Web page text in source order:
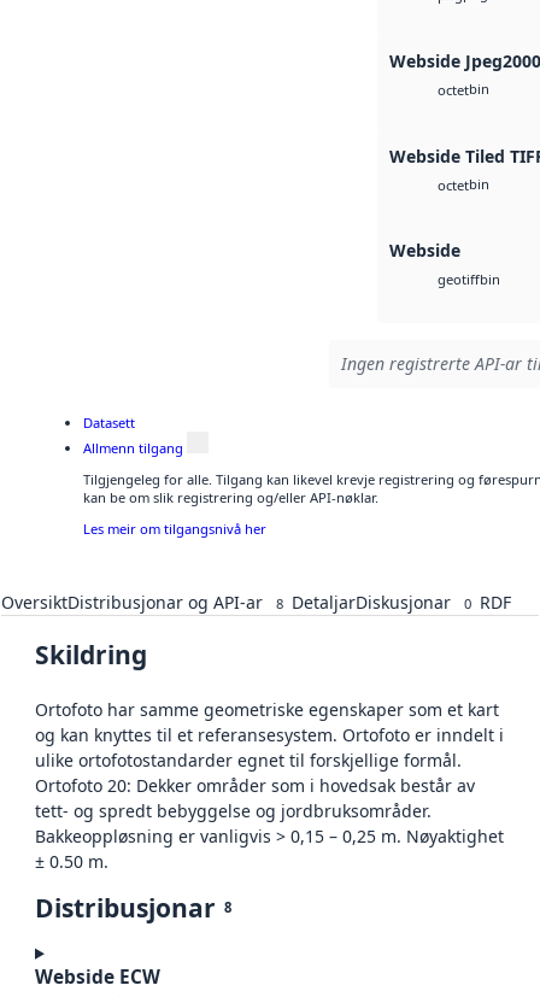
Webside Jpeg2000
octetbin
Webside Tiled
octetbin
Webside
geotiffbin
Ingen registrerte API-ar
Datasett
Allmenn tilgang
Tilgjengeleg for alle. Tilgang kan likevel krevje registrering og
kan be om slik registrering og/eller API-nøklar.
Les meir om tilgangsnivå her
OversiktDistribusjonar og API-ar 8 DetaljarDiskusjonar 0 RDF
Skildring
Ortofoto har samme geometriske egenskaper som et kart
og kan knyttes til et referansesystem. Ortofoto er inndelt i
ulike ortofotostandarder egnet til forskjellige formål.
Ortofoto 20: Dekker områder som i hovedsak består av
tett- og spredt bebyggelse og jordbruksområder.
Bakkeoppløsning er vanligvis > 0,15 – 0,25 m. Nøyaktighet
± 0.50 m.
Distribusjonar 8
Webside ECW